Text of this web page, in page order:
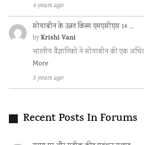
4 years ago
सोयाबीन के उन्नत किस्म एमएसीएस 14 …
byKrishi Vani
भारतीय वैज्ञानिकों ने सोयाबीन की एक
More
5 years ago
Recent Posts In Forums